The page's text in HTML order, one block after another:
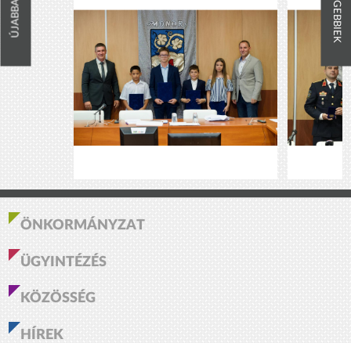
ÚJABBAK RÉGEBBIEK
ÖNKORMÁNYZAT
ÜGYINTÉZÉS
KÖZÖSSÉG
HÍREK